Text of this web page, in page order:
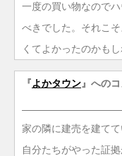
一度の買い物なので
べきでした。それこ
くてよかったのかもし
『よかタウン 』への
家の隣に建売を建て
自分たちがやった証